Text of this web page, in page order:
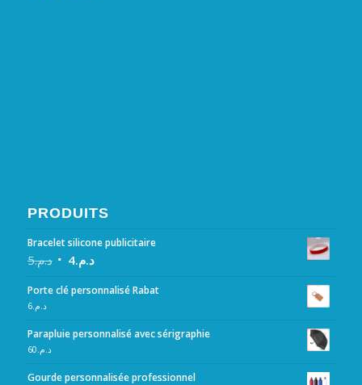
PRODUITS
Bracelet silicone publicitaire
د.م.5 د.م.4
Porte clé personnalisé Rabat
د.م.6
Parapluie personnalisé avec sérigraphie
د.م. 60
Gourde personnalisée professionnel